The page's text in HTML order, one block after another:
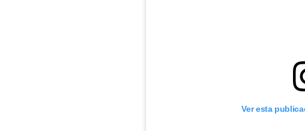
Ver esta